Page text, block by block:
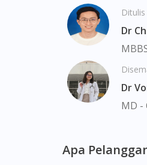
Marine
Rochor, River
Thomson, Dr
Dr
MD -
Apa